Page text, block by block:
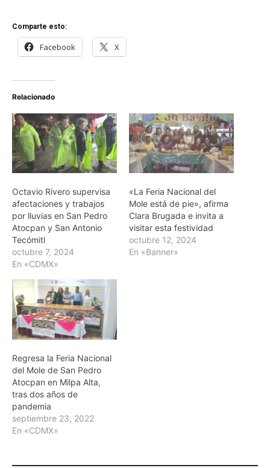
Comparte esto:
Facebook X
Relacionado
Octavio Rivero supervisa
afectaciones y trabajos
por lluvias en San Pedro
Atocpan y San Antonio
Tecómitl
octubre 7, 2024
En «CDMX»
«La Feria Nacional del
Mole está de pie», afirma
Clara Brugada e invita a
visitar esta festividad
octubre 12, 2024
En «Banner»
Regresa la Feria Nacional
del Mole de San Pedro
Atocpan en Milpa Alta,
tras dos años de
pandemia
septiembre 23, 2022
En «CDMX»